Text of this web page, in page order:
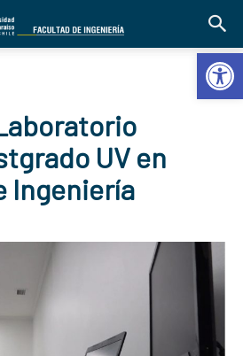
Abrir
UV en
Ingeniería